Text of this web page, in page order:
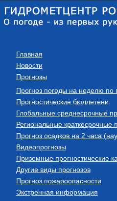
Главная
Новости
Прогнозы
Прогноз погоды на неделю по
Прогностические бюллетени
Глобальные среднесрочные
Региональные краткосрочные
Прогноз осадков на 2 часа
Видеопрогнозы
Приземные прогностические
Другие виды прогнозов
Прогноз пожароопасности
Экстренная информация